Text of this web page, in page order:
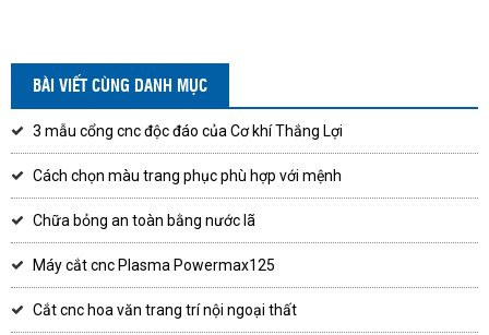
BÀI VIẾT CÙNG DANH MỤC
3 mẫu cổng cnc độc đáo của Cơ khí Thắng Lợi
Cách chọn màu trang phục phù hợp với mệnh
Chữa bỏng an toàn bằng nước lã
Máy cắt cnc Plasma Powermax125
Cắt cnc hoa văn trang trí nội ngoại thất